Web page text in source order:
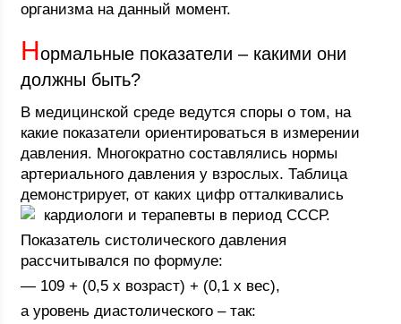
организма на данный момент.
Нормальные показатели – какими они
должны быть?
В медицинской среде ведутся споры о том, на
какие показатели ориентироваться в измерении
давления. Многократно составлялись нормы
артериального давления у взрослых. Таблица
демонстрирует, от каких цифр отталкивались
кардиологи и терапевты в период СССР.
Показатель систолического давления
рассчитывался по формуле:
— 109 + (0,5 х возраст) + (0,1 х вес),
а уровень диастолического – так: